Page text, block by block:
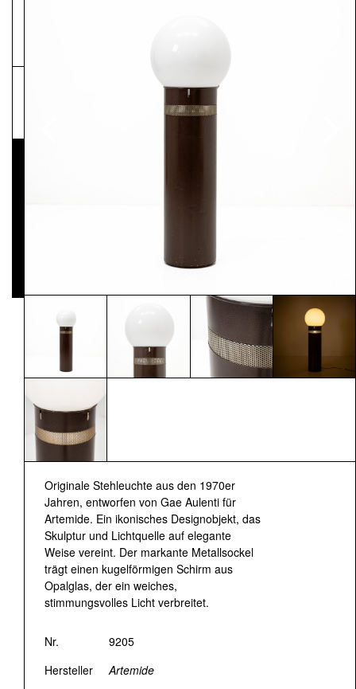
Originale Stehleuchte aus den 1970er
Jahren, entworfen von Gae Aulenti für
Artemide. Ein ikonisches Designobjekt, das
Skulptur und Lichtquelle auf elegante
Weise vereint. Der markante Metallsockel
trägt einen kugelförmigen Schirm aus
Opalglas, der ein weiches,
stimmungsvolles Licht verbreitet.
Nr.
9205
Hersteller
Artemide
Pressematerial